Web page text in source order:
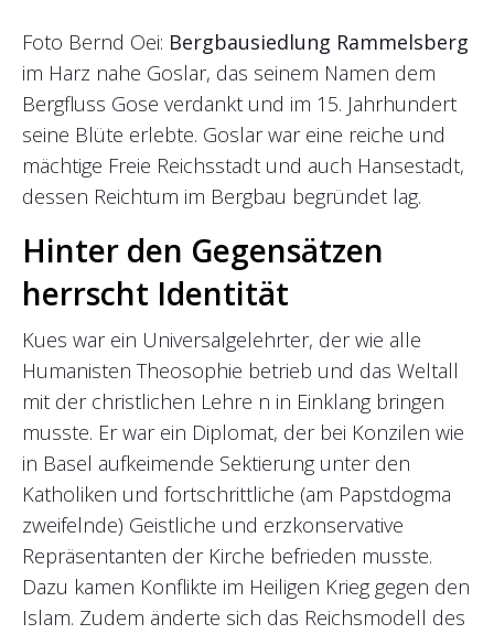
Foto Bernd Oei: Bergbausiedlung Rammelsberg
im Harz nahe Goslar, das seinem Namen dem
Bergfluss Gose verdankt und im 15. Jahrhundert
seine Blüte erlebte. Goslar war eine reiche und
mächtige Freie Reichsstadt und auch Hansestadt,
dessen Reichtum im Bergbau begründet lag.
Hinter den Gegensätzen
herrscht Identität
Kues war ein Universalgelehrter, der wie alle
Humanisten Theosophie betrieb und das Weltall
mit der christlichen Lehre n in Einklang bringen
musste. Er war ein Diplomat, der bei Konzilen wie
in Basel aufkeimende Sektierung unter den
Katholiken und fortschrittliche (am Papstdogma
zweifelnde) Geistliche und erzkonservative
Repräsentanten der Kirche befrieden musste.
Dazu kamen Konflikte im Heiligen Krieg gegen den
Islam. Zudem änderte sich das Reichsmodell des